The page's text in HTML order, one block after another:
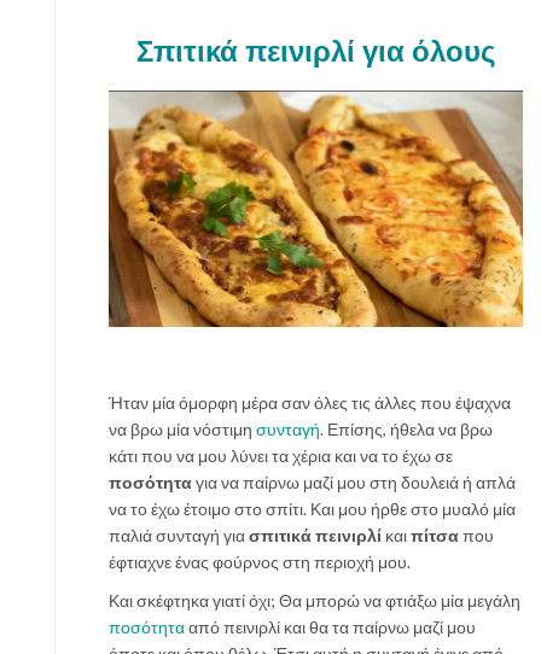
Σπιτικά πεινιρλί για όλους
Ήταν μία όμορφη μέρα σαν όλες τις άλλες που έψαχνα
να βρω μία νόστιμη συνταγή. Επίσης, ήθελα να βρω
κάτι που να μου λύνει τα χέρια και να το έχω σε
ποσότηταγια να παίρνω μαζί μου στη δουλειά ή απλά
να το έχω έτοιμο στο σπίτι. Και μου ήρθε στο μυαλό μία
παλιά συνταγή γιασπιτικά πεινιρλί καιπίτσαπου
έφτιαχνε ένας φούρνος στη περιοχή μου.
Και σκέφτηκα γιατί όχι; Θα μπορώ να φτιάξω μία μεγάλη
ποσότητααπό πεινιρλί και θα τα παίρνω μαζί μου